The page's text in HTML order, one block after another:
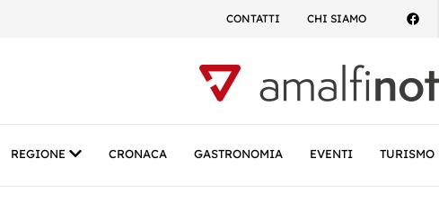
CONTATTI CHI SIAMO
REGIONE CRONACA GASTRONOMIA EVENTI TURISMO